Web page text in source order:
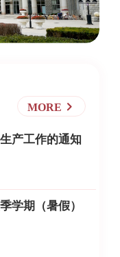
MORE
产工作的通知
学期（暑假）